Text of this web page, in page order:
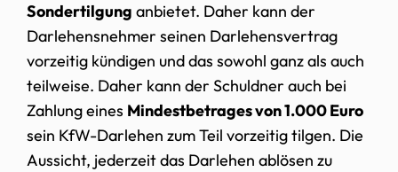
Sondertilgung anbietet. Daher kann der
Darlehensnehmer seinen Darlehensvertrag
vorzeitig kündigen und das sowohl ganz als auch
teilweise. Daher kann der Schuldner auch bei
Zahlung eines Mindestbetrages von 1.000 Euro
sein KfW-Darlehen zum Teil vorzeitig tilgen. Die
Aussicht, jederzeit das Darlehen ablösen zu